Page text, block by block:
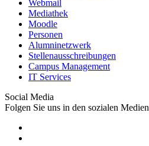
Webmail
Mediathek
Moodle
Personen
Alumninetzwerk
Stellenausschreibungen
Campus Management
IT Services
Social Media
Folgen Sie uns in den sozialen Medien